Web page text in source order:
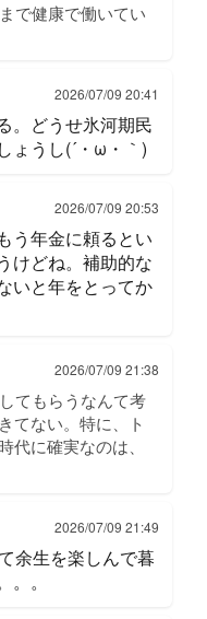
で健康で働いてい
2026/07/09 20:41
。どうせ氷河期民
ょうし(´・ω・｀)
2026/07/09 20:53
う年金に頼るとい
けどね。補助的な
いと年をとってか
2026/07/09 21:38
てもらうなんて考
てない。特に、ト
代に確実なのは、
2026/07/09 21:49
余生を楽しんで暮
。